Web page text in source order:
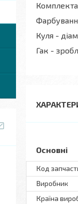
Куля -
Гак -
Основні
Код
Виробник
Країна